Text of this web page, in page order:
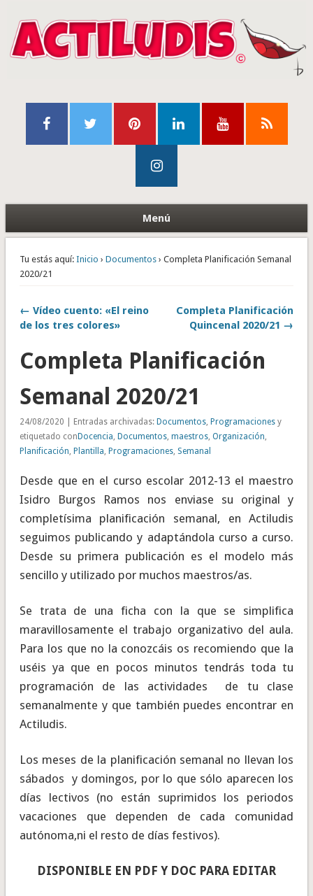
Menú
Tu estás aquí: Inicio › Documentos› Completa Planificación Semanal
2020/21
← Vídeo cuento: «El reino
de los tres colores»
Completa Planificación
Quincenal 2020/21 →
Completa Planificación
Semanal 2020/21
24/08/2020 | Entradas archivadas: Documentos, Programacionesy
etiquetado con Docencia, Documentos, maestros, Organización,
Planificación, Plantilla, Programaciones, Semanal
Desde que en el curso escolar 2012-13 el maestro
Isidro Burgos Ramos nos enviase su original y
completísima planificación semanal, en Actiludis
seguimos publicando y adaptándola curso a curso.
Desde su primera publicación es el modelo más
sencillo y utilizado por muchos maestros/as.
Se trata de una ficha con la que se simplifica
maravillosamente el trabajo organizativo del aula.
Para los que no la conozcáis os recomiendo que la
uséis ya que en pocos minutos tendrás toda tu
programación de las actividades de tu clase
semanalmente y que también puedes encontrar en
Actiludis.
Los meses de la planificación semanal no llevan los
sábados y domingos, por lo que sólo aparecen los
días lectivos (no están suprimidos los periodos
vacaciones que dependen de cada comunidad
autónoma,ni el resto de días festivos).
DISPONIBLE EN PDF Y DOC PARA EDITAR